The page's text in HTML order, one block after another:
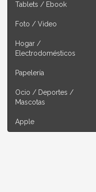
Tablets / Ebook
Foto / Video
Hogar /
Electrodomésticos
Papelería
Ocio / Deportes /
Mascotas
Apple